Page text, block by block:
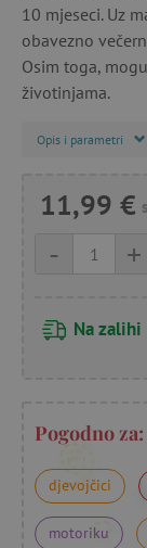
10 mjeseci. Uz
obavezno
Osim toga,
životinjama.
Opis i parametri
11,99 €
+
-
Na zalihi
Pogodno za:
djevojčici
motoriku